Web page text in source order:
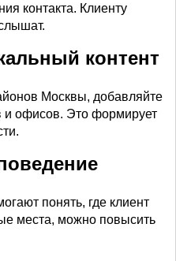
контакта. Клиенту
контент
Москвы, добавляйте
и офисов. Это формирует
понять, где клиент
места, можно повысить